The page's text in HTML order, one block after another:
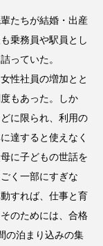
たちが結婚・出産
乗務員や駅員とし
っていた。
性社員の増加とと
もあった。しか
に限られ、利用の
達すると使えなく
に子どもの世話を
く一部にすぎな
すれば、仕事と育
のためには、合格
の泊まり込みの集